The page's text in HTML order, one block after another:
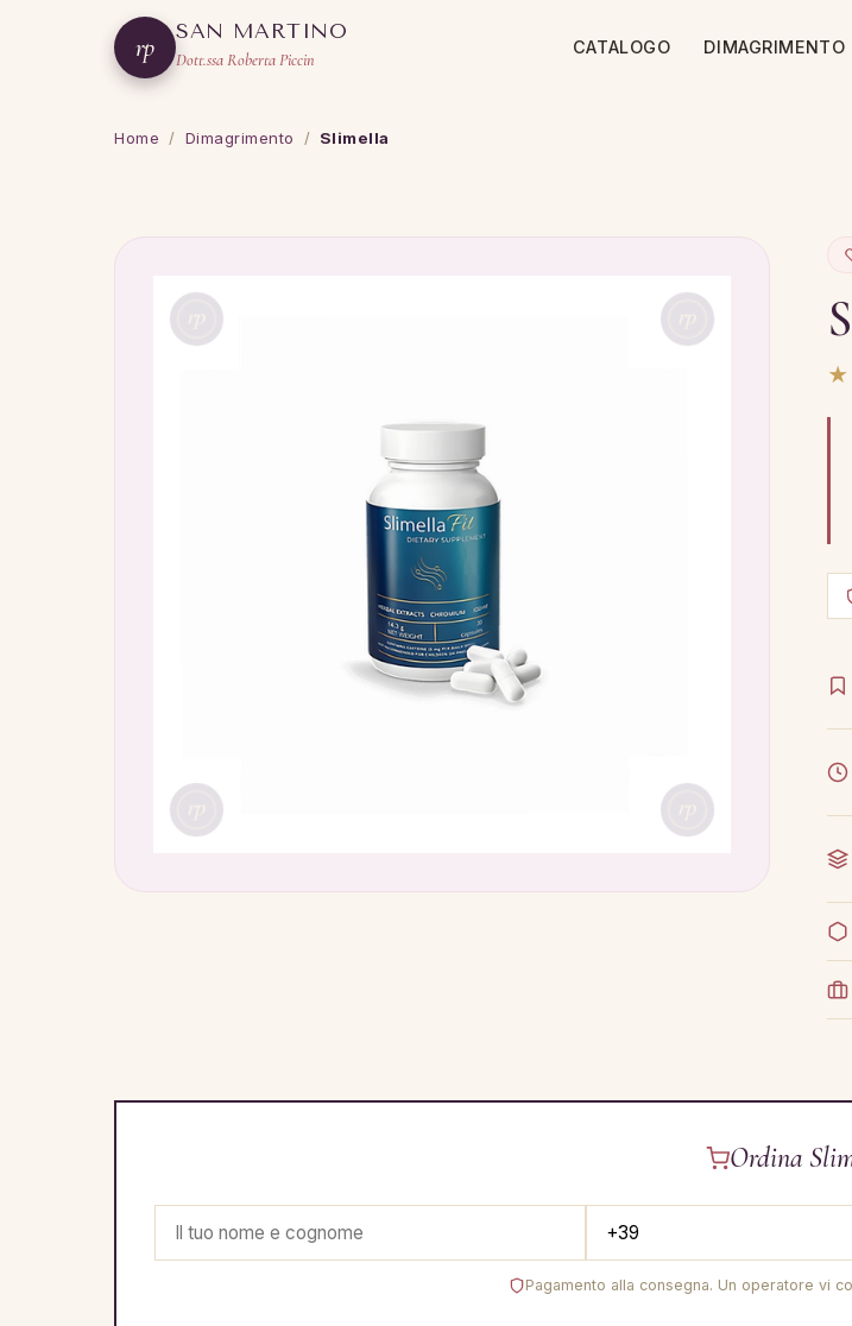
rp SAN MARTINO
Dott.ssa Roberta Piccin
CATALOGO DIMAGRIMENTO
Home / Dimagrimento / Slimella
Ordina
Pagamento alla consegna. Un operatore vi